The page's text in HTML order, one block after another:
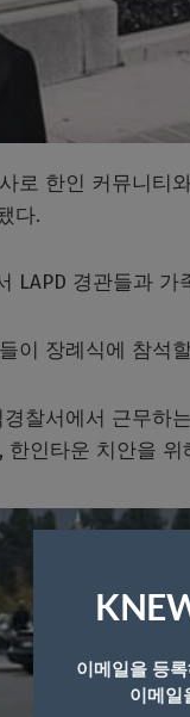
로 한인 커뮤니티
다.
LAPD 경관들과
이 장례식에 참석
찰서에서 근무하
인타운 치안을 위
이메일을 등
이메일